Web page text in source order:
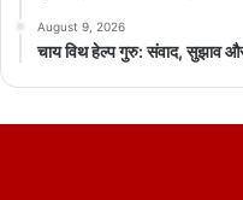
August 9, 2026
चाय विथ हेल्प गुरु: संवाद, सुझाव